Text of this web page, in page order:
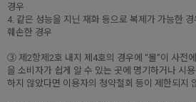
경우
4. 같은 성능을 지닌 재화 등으로 복제가 가능한
훼손한 경우
③ 제2항제2호 내지 제4호의 경우에 “몰”이 사전
을 소비자가 쉽게 알 수 있는 곳에 명기하거나 시
하지 않았다면 이용자의 청약철회 등이 제한되지